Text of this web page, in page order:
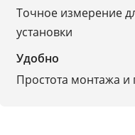
Точное измерение
установки
Удобно
Простота монтажа и